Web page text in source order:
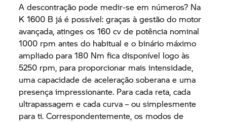
A descontração pode medir-se em números? Na
K 1600 B já é possível: graças à gestão do motor
avançada, atinges os 160 cv de potência nominal
1000 rpm antes do habitual e o binário máximo
ampliado para 180 Nm fica disponível logo às
5250 rpm, para proporcionar mais intensidade,
uma capacidade de aceleração soberana e uma
presença impressionante. Para cada reta, cada
ultrapassagem e cada curva – ou simplesmente
para ti. Correspondentemente, os modos de